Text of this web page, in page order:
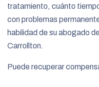
tratamiento, cuánto
con problemas
habilidad de su abogado
Carrollton.
Puede recuperar